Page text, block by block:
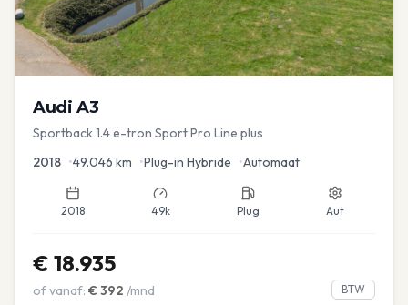
Audi A3
Sportback 1.4 e-tron Sport Pro Line plus
2018 •49.046 km •Plug-in Hybride •Automaat
2018 49k Plug Aut
€ 18.935
of vanaf: € 392 /mnd BTW